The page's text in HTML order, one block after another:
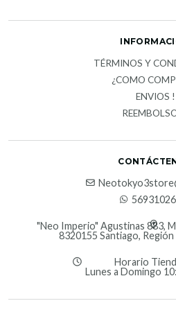
TÉRMINOS Y
¿COMO
ENVIOS !
"Neo Imperio" Agustinas 883,
8320155 Santiago,
Horario
Lunes a Domingo